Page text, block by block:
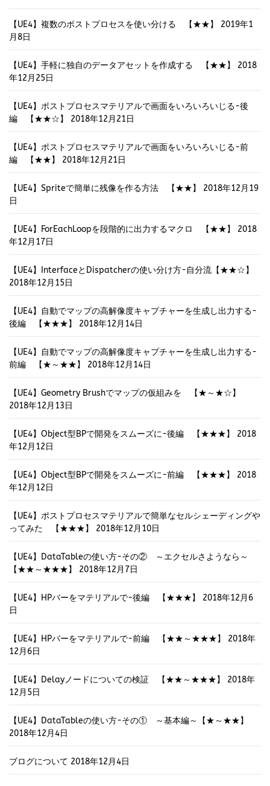
【UE4】複数のポストプロセスを使い分ける 【★★】
2019年1
月8日
【UE4】手軽に独自のデータアセットを作成する 【★★】
2018
年12月25日
【UE4】ポストプロセスマテリアルで画面をいろいろいじる-後
編 【★★☆】
2018年12月21日
【UE4】ポストプロセスマテリアルで画面をいろいろいじる-前
編 【★★】
2018年12月21日
【UE4】Spriteで簡単に残像を作る方法 【★★】
2018年12月19
日
【UE4】ForEachLoopを段階的に出力するマクロ 【★★】
2018
年12月17日
【UE4】InterfaceとDispatcherの使い分け方-自分流【★★☆】
2018年12月15日
【UE4】自動でマップの高解像度キャプチャーを生成し出力する-
後編 【★★★】
2018年12月14日
【UE4】自動でマップの高解像度キャプチャーを生成し出力する-
前編 【★～★★】
2018年12月14日
【UE4】Geometry Brushでマップの仮組みを 【★～★☆】
2018年12月13日
【UE4】Object型BPで開発をスムーズに-後編 【★★★】
2018
年12月12日
【UE4】Object型BPで開発をスムーズに-前編 【★★★】
2018
年12月12日
【UE4】ポストプロセスマテリアルで簡単なセルシェーディングや
ってみた 【★★★】
2018年12月10日
【UE4】DataTableの使い方-その② ～エクセルさようなら～
【★★～★★★】
2018年12月7日
【UE4】HPバーをマテリアルで-後編 【★★★】
2018年12月6
日
【UE4】HPバーをマテリアルで-前編 【★★～★★★】
2018年
12月6日
【UE4】Delayノードについての検証 【★★～★★★】
2018年
12月5日
【UE4】DataTableの使い方-その① ～基本編～【★～★★】
2018年12月4日
ブログについて 2018年12月4日